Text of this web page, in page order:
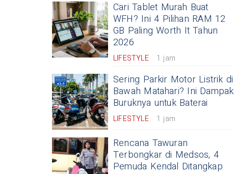
Cari Tablet Murah Buat
WFH? Ini 4 Pilihan RAM 12
GB Paling Worth It Tahun
2026
LIFESTYLE 1 jam
Sering Parkir Motor Listrik di
Bawah Matahari? Ini Dampak
Buruknya untuk Baterai
LIFESTYLE 1 jam
Rencana Tawuran
Terbongkar di Medsos, 4
Pemuda Kendal Ditangkap